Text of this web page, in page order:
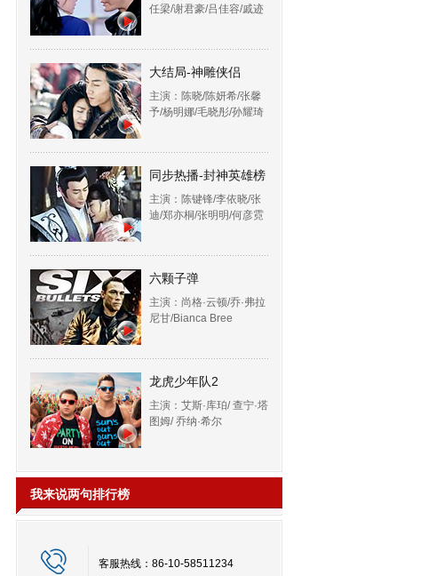
任梁/谢君豪/吕佳容/戚迹
大结局-神雕侠侣
主演：陈晓/陈妍希/张馨
予/杨明娜/毛晓彤/孙耀琦
同步热播-封神英雄榜
主演：陈键锋/李依晓/张
迪/郑亦桐/张明明/何彦霓
六颗子弹
主演：尚格·云顿/乔·弗拉
尼甘/Bianca Bree
龙虎少年队2
主演：艾斯·库珀/ 查宁·塔
图姆/ 乔纳·希尔
我来说两句排行榜
客服热线：86-10-58511234